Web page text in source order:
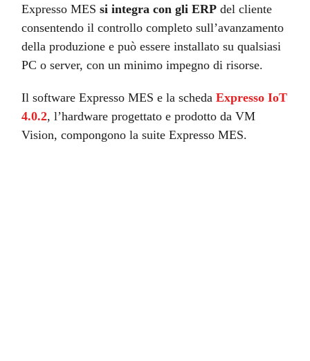
Expresso MESsi integra con gli ERP del cliente
consentendo il controllo completo sull’avanzamento
della produzione e può essere installato su qualsiasi
PC o server, con un minimo impegno di risorse.
Il software Expresso MES e la schedaExpresso IoT
4.0.2, l’hardware progettato e prodotto da VM
Vision, compongono la suite Expresso MES.